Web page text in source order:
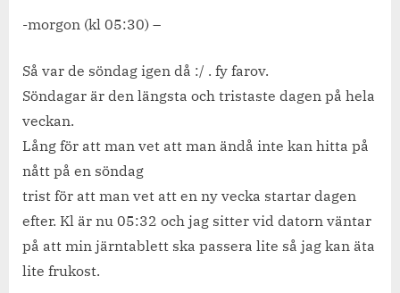
–
fort
-morgon (kl 05:30) –
Så var de söndag igen då :/ . fy farov.
Söndagar är den längsta och tristaste dagen på hela
veckan.
Lång för att man vet att man ändå inte kan hitta på
nått på en söndag
trist för att man vet att en ny vecka startar dagen
efter. Kl är nu 05:32 och jag sitter vid datorn väntar
på att min järntablett ska passera lite så jag kan äta
lite frukost.